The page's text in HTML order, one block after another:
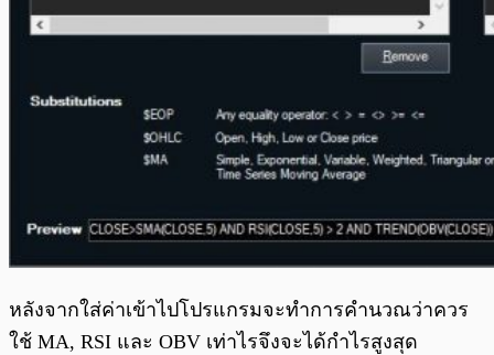
หลังจากใส่ค่าเข้าไปโปรแกรมจะทำการคำนวณว่าควร
ใช้ MA, RSI และ OBV เท่าไรจึงจะได้กำไรสูงสุด